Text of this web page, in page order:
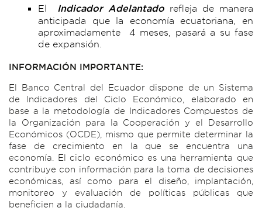
El Indicador Adelantado refleja de manera
anticipada que la economía ecuatoriana, en
aproximadamente 4 meses, pasará a su fase
de expansión.
INFORMACIÓN IMPORTANTE:
El Banco Central del Ecuador dispone de un Sistema
de Indicadores del Ciclo Económico, elaborado en
base a la metodología de Indicadores Compuestos de
la Organización para la Cooperación y el Desarrollo
Económicos (OCDE), mismo que permite determinar la
fase de crecimiento en la que se encuentra una
economía. El ciclo económico es una herramienta que
contribuye con información para la toma de decisiones
económicas, así como para el diseño, implantación,
monitoreo y evaluación de políticas públicas que
beneficien a la ciudadanía.